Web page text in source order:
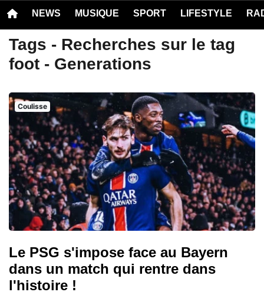
NEWS MUSIQUE SPORT LIFESTYLE
Tags - Recherches sur le tag
foot - Generations
Coulisse
Le PSG s'impose face au Bayern
dans un match qui rentre dans
l'histoire !